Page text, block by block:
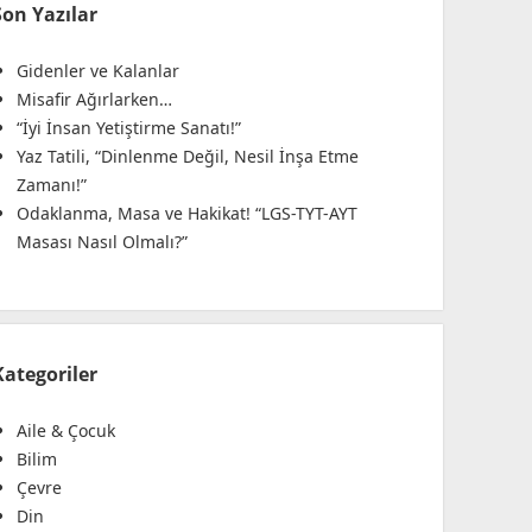
Yazılar
Gidenler ve Kalanlar
Misafir Ağırlarken…
“İyi İnsan Yetiştirme Sanatı!”
Yaz Tatili, “Dinlenme Değil, Nesil İnşa Etme
Zamanı!”
Odaklanma, Masa ve Hakikat! “LGS-TYT-AYT
Masası Nasıl Olmalı?”
Aile & Çocuk
Bilim
Çevre
Din